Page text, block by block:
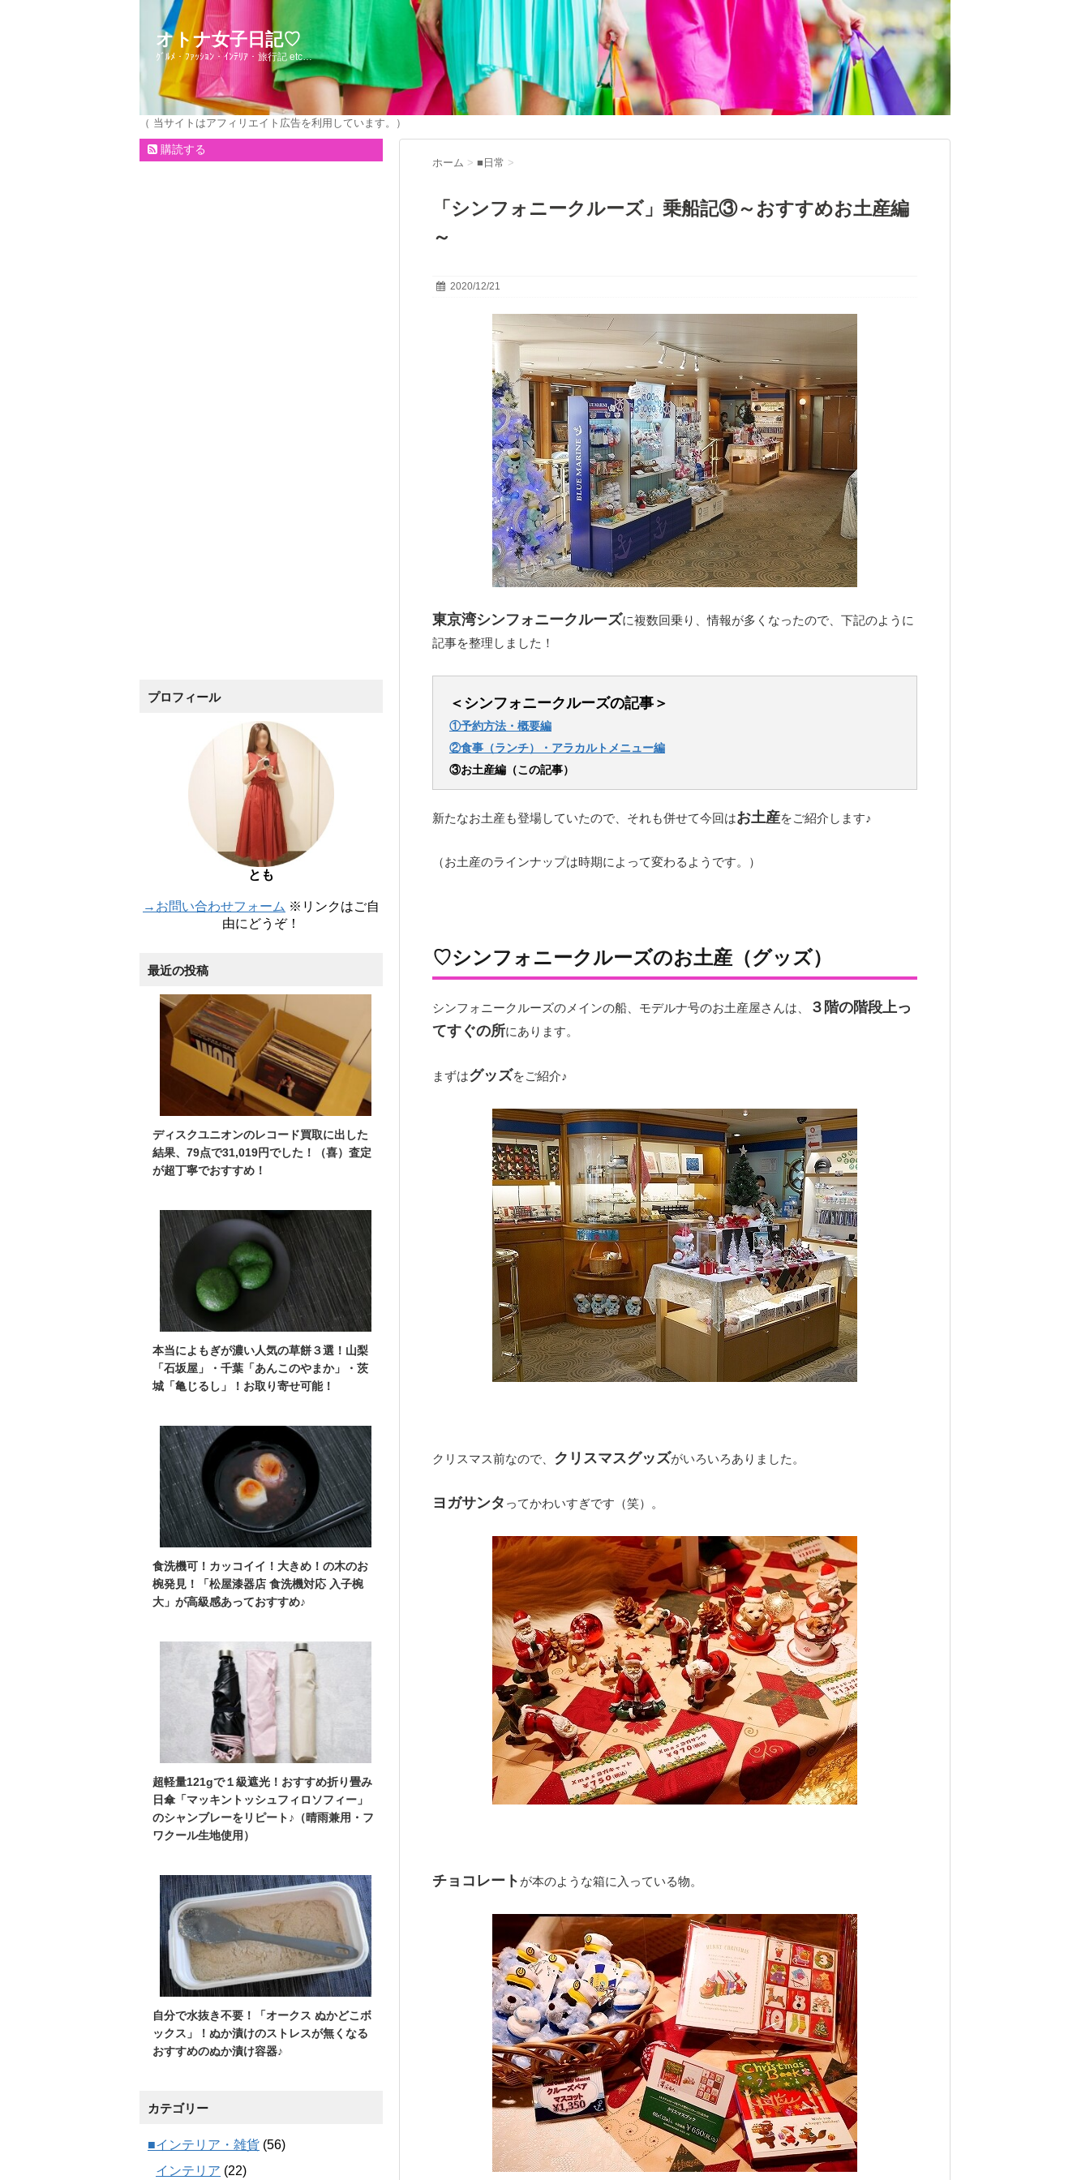
オトナ女子日記♡
ｸﾞﾙﾒ・ﾌｧｯｼｮﾝ・ｲﾝﾃﾘｱ・旅行記 etc…
（ 当サイトはアフィリエイト広告を利用しています。）
ホーム > ■日常 >
「シンフォニークルーズ」乗船記③～おすすめお土産編
～
2020/12/21
東京湾シンフォニークルーズに複数回乗り、情報が多くなったので、下記のように
記事を整理しました！
＜シンフォニークルーズの記事＞
①予約方法・概要編
②食事（ランチ）・アラカルトメニュー編
③お土産編（この記事）
新たなお土産も登場していたので、それも併せて今回はお土産をご紹介します♪
（お土産のラインナップは時期によって変わるようです。）
♡シンフォニークルーズのお土産（グッズ）
シンフォニークルーズのメインの船、モデルナ号のお土産屋さんは、
３階の階段上っ
てすぐの所にあります。
まずはグッズをご紹介♪
クリスマス前なので、 クリスマスグッズがいろいろありました。
ヨガサンタ ってかわいすぎです（笑）。
チョコレート が本のような箱に入っている物。
購読する
プロフィール
とも
→お問い合わせフォーム ※リンクはご自
由にどうぞ！
最近の投稿
ディスクユニオンのレコード買取に出した
結果、79点で31,019円でした！（喜）査定
が超丁寧でおすすめ！
本当によもぎが濃い人気の草餅３選！山梨
「石坂屋」・千葉「あんこのやまか」・茨
城「亀じるし」！お取り寄せ可能！
食洗機可！カッコイイ！大きめ！の木のお
椀発見！「松屋漆器店 食洗機対応 入子椀
大」が高級感あっておすすめ♪
超軽量121gで１級遮光！おすすめ折り畳み
日傘「マッキントッシュフィロソフィー」
のシャンブレーをリピート♪（晴雨兼用・フ
ワクール生地使用）
自分で水抜き不要！「オークス ぬかどこボ
ックス」！ぬか漬けのストレスが無くなる
おすすめのぬか漬け容器♪
カテゴリー
■インテリア・雑貨 (56)
インテリア (22)